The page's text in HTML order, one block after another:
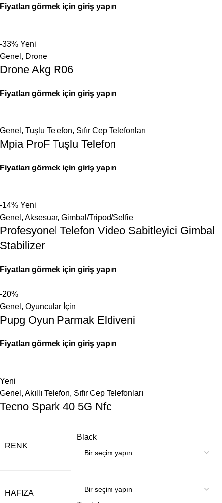
Fiyatları görmek için giriş yapın
-33% Yeni
Genel , Drone
Drone Akg R06
Fiyatları görmek için giriş yapın
Genel , Tuşlu Telefon, Sıfır Cep Telefonları
Mpia ProF Tuşlu Telefon
Fiyatları görmek için giriş yapın
-14% Yeni
Genel , Aksesuar, Gimbal/Tripod/Selfie
Profesyonel Telefon Video Sabitleyici Gimbal
Stabilizer
Fiyatları görmek için giriş yapın
-20%
Genel , Oyuncular İçin
Pupg Oyun Parmak Eldiveni
Fiyatları görmek için giriş yapın
Yeni
Genel , Akıllı Telefon, Sıfır Cep Telefonları
Tecno Spark 40 5G Nfc
RENK
Black
HAFIZA